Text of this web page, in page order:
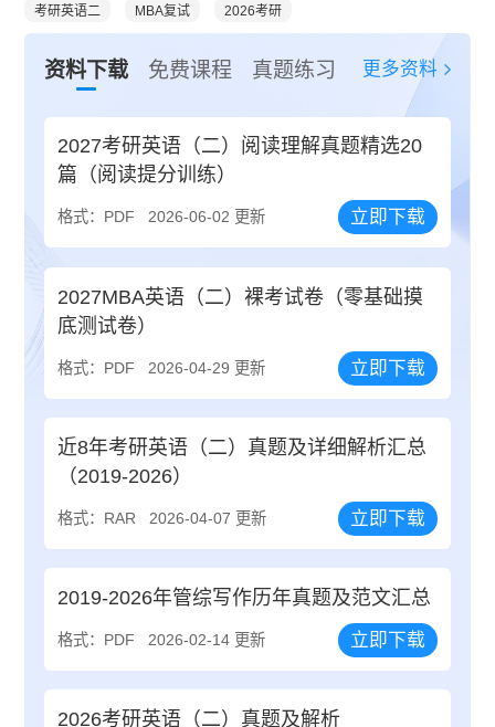
考研英语二 MBA复试 2026考研
资料下载 免费课程 真题练习 更多资料
2027考研英语（二）阅读理解真题精选20
篇（阅读提分训练）
格式：PDF 2026-06-02 更新 立即下载
2027MBA英语（二）裸考试卷（零基础摸
底测试卷）
格式：PDF 2026-04-29 更新 立即下载
近8年考研英语（二）真题及详细解析汇总
（2019-2026）
格式：RAR 2026-04-07 更新 立即下载
2019-2026年管综写作历年真题及范文汇总
格式：PDF 2026-02-14 更新 立即下载
2026考研英语（二）真题及解析